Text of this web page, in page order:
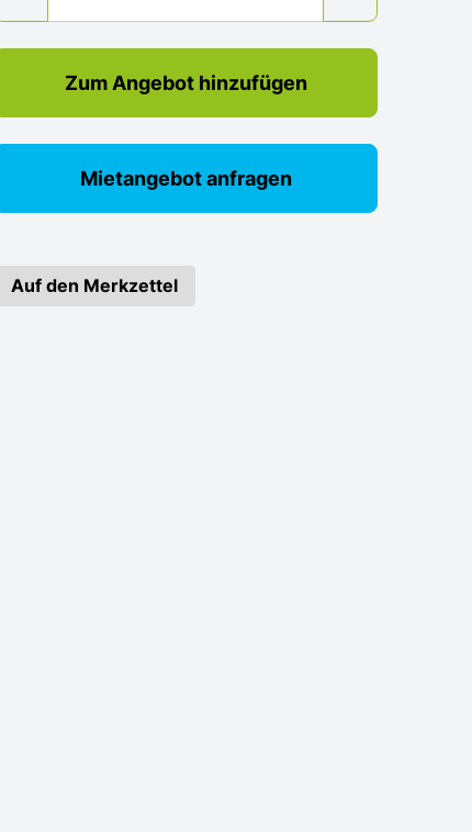
Zum Angebot hinzufügen
Mietangebot anfragen
Auf den Merkzettel